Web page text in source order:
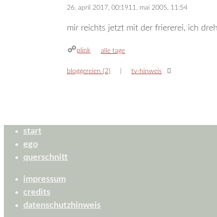
26. april 2017, 00:1911. mai 2005, 11:54
mir reichts jetzt mit der friererei, ich
plink kategorien
alle tage
bloggereien (2) tv-hinweis
start
ego
querschnitt
impressum
credits
datenschutzhinweis